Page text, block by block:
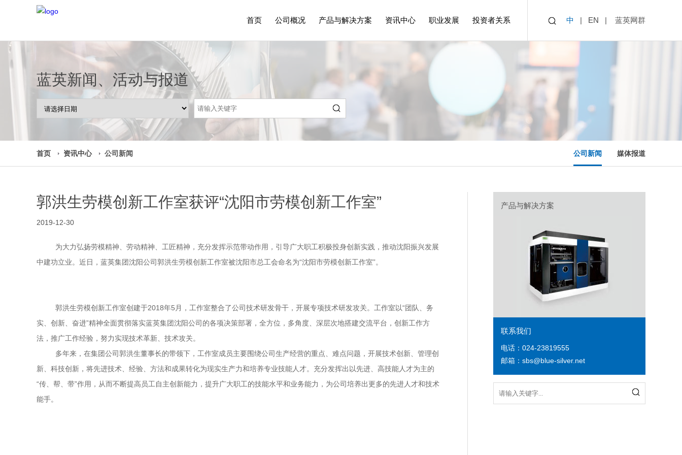
中 | EN | 蓝英网群
首页 公司概况 产品与解决方案
数字化工厂、工业4.0全厂物流自动化
资讯中心
媒体报道
职业发展 投资者关系
蓝英新闻、活动与报道
首页 资讯中心 公司新闻 公司新闻 媒体报道
郭洪生劳模创新工作室获评“沈阳市劳模创新工作室”
2019-12-30
为大力弘扬劳模精神、劳动精神、工匠精神，充分发挥示范带动作用，引导广大职工积极投身创新实践，推动沈阳振兴发展
中建功立业。近日，蓝英集团沈阳公司郭洪生劳模创新工作室被沈阳市总工会命名为“沈阳市劳模创新工作室”。
郭洪生劳模创新工作室创建于2018年5 月，工作室整合了公司技术研发骨干，开展专项技术研发攻关。工作室以“团队、务
实、创新、奋进”精神全面贯彻落实蓝英集团沈阳公司的各项决策部署，全方位，多角度、深层次地搭建交流平台，创新工作方
法，推广工作经验，努力实现技术革新、技术攻关。
多年来，在集团公司郭洪生董事长的带领下，工作室成员主要围绕公司生产经营的重点、难点问题，开展技术创新、管理创
新、科技创新，将先进技术、经验、方法和成果转化为现实生产力和培养专业技能人才。充分发挥出以先进、高技能人才为主的
“传、帮、带”作用，从而不断提高员工自主创新能力，提升广大职工的技能水平和业务能力，为公司培养出更多的先进人才和技术
能手。
产品与解决方案
联系我们
电话：024-23819555
邮箱：sbs@blue-silver.net